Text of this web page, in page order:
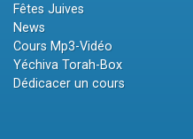
Fêtes Juives
News
Cours Mp3-Vidéo
Yéchiva Torah-Box
Dédicacer un cours